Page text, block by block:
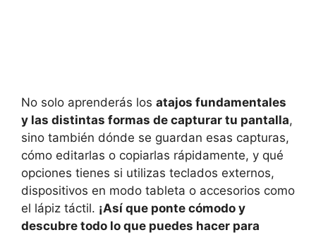
No solo aprenderás los atajos fundamentales
y las distintas formas de capturar tu pantalla,
sino también dónde se guardan esas capturas,
cómo editarlas o copiarlas rápidamente, y qué
opciones tienes si utilizas teclados externos,
dispositivos en modo tableta o accesorios como
el lápiz táctil. ¡Así que ponte cómodo y
descubre todo lo que puedes hacer para